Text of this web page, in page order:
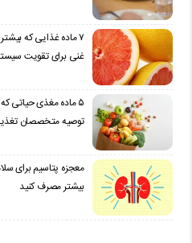
غنی برای تقویت
۵ ماده مغذی حیاتی
توصیه متخصصان
معجزه پتاسیم برای
بیشتر مصرف کنید